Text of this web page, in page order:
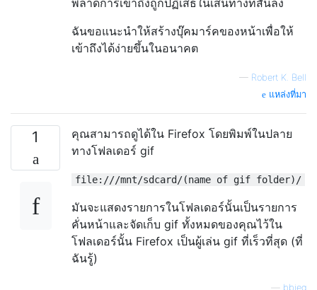
ฉันขอแนะนำให้สร้างบุ๊คมาร์คของหน้าเพื่อให้
เข้าถึงได้ง่ายขึ้นในอนาคต
— Robert K. Bell
แหล่งที่มา
1
คุณสามารถดูได้ใน Firefox โดยพิมพ์ในปลาย
ทางโฟลเดอร์ gif
file:///mnt/sdcard/(name of gif folder)/
มันจะแสดงรายการในโฟลเดอร์นั้นเป็นรายการ
คั่นหน้าและจัดเก็บ gif ทั้งหมดของคุณไว้ใน
โฟลเดอร์นั้น Firefox เป็นผู้เล่น gif ที่เร็วที่สุด (ที่
ฉันรู้)
bbjeg